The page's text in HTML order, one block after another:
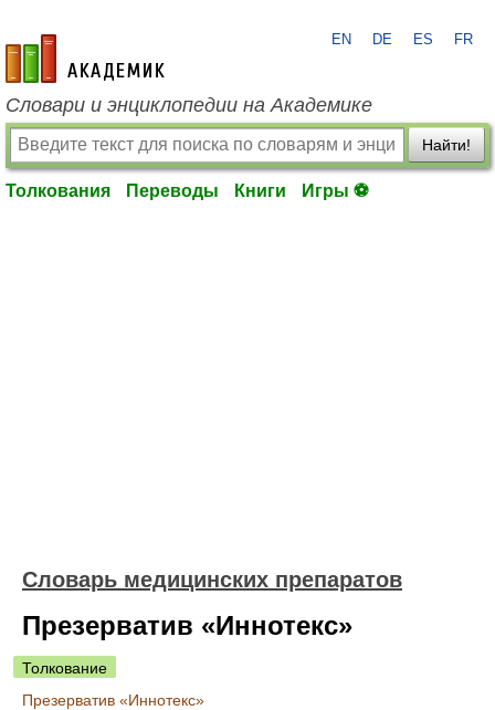
academic.ru
EN DE ES FR
Словари и энциклопедии на Академике
Найти!
Толкования Переводы Книги Игры ⚽
Словарь медицинских препаратов
Презерватив «Иннотекс»
Толкование
Презерватив «Иннотекс»